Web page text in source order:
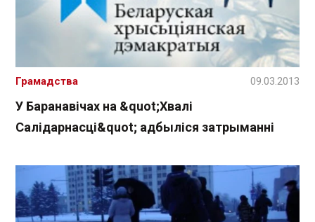
У Баранавічах на &quot;Хвалі
Салідарнасці&quot; адбыліся затрыманні
Грамадства 09.03.2013